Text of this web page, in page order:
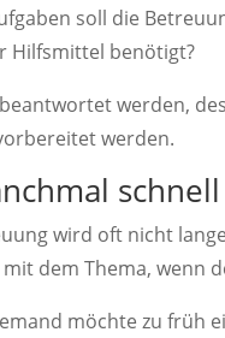
soll die
Hilfsmittel benötigt?
werden,
werden.
wird oft nicht
dem Thema, wenn
möchte zu früh